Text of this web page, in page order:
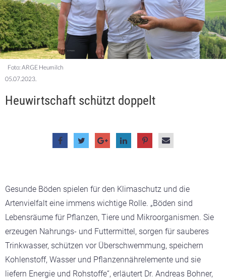
Foto: ARGE Heumilch
05.07.2023.
Heuwirtschaft schützt doppelt
Gesunde Böden spielen für den Klimaschutz und die
Artenvielfalt eine immens wichtige Rolle. „Böden sind
Lebensräume für Pflanzen, Tiere und Mikroorganismen. Sie
erzeugen Nahrungs- und Futtermittel, sorgen für sauberes
Trinkwasser, schützen vor Überschwemmung, speichern
Kohlenstoff, Wasser und Pflanzennährelemente und sie
liefern Energie und Rohstoffe“, erläutert Dr. Andreas Bohner,